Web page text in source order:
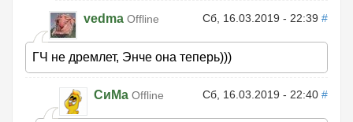
vedma Offline Сб, 16.03.2019 - 22:39 #
ГЧ не дремлет, Энче она теперь)))
СиМа Offline Сб, 16.03.2019 - 22:40 #